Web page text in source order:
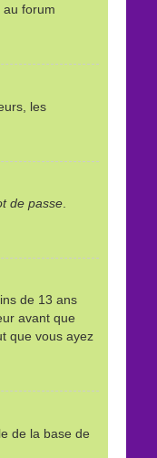
au forum
les
de passe.
de 13 ans
avant que
que vous ayez
de la base de